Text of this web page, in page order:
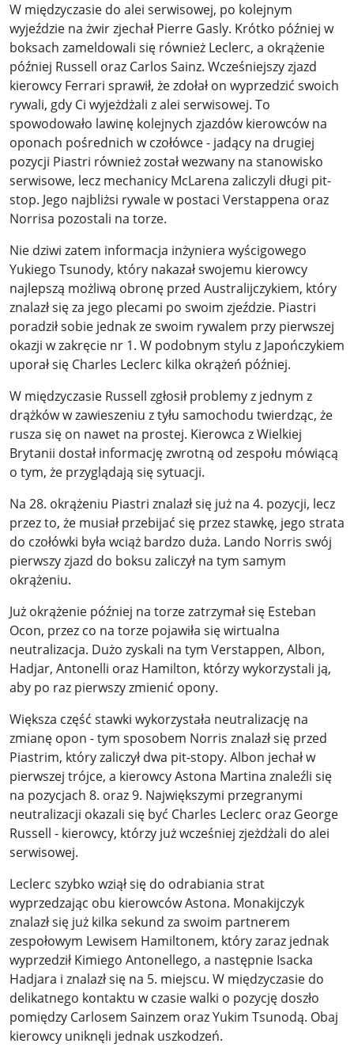
W międzyczasie do alei serwisowej, po kolejnym
wyjeździe na żwir zjechał Pierre Gasly. Krótko później w
boksach zameldowali się również Leclerc, a okrążenie
później Russell oraz Carlos Sainz. Wcześniejszy zjazd
kierowcy Ferrari sprawił, że zdołał on wyprzedzić swoich
rywali, gdy Ci wyjeżdżali z alei serwisowej. To
spowodowało lawinę kolejnych zjazdów kierowców na
oponach pośrednich w czołówce - jadący na drugiej
pozycji Piastri również został wezwany na stanowisko
serwisowe, lecz mechanicy McLarena zaliczyli długi pit-
stop. Jego najbliżsi rywale w postaci Verstappena oraz
Norrisa pozostali na torze.
Nie dziwi zatem informacja inżyniera wyścigowego
Yukiego Tsunody, który nakazał swojemu kierowcy
najlepszą możliwą obronę przed Australijczykiem, który
znalazł się za jego plecami po swoim zjeździe. Piastri
poradził sobie jednak ze swoim rywalem przy pierwszej
okazji w zakręcie nr 1. W podobnym stylu z Japończykiem
uporał się Charles Leclerc kilka okrążeń później.
W międzyczasie Russell zgłosił problemy z jednym z
drążków w zawieszeniu z tyłu samochodu twierdząc, że
rusza się on nawet na prostej. Kierowca z Wielkiej
Brytanii dostał informację zwrotną od zespołu mówiącą
o tym, że przyglądają się sytuacji.
Na 28. okrążeniu Piastri znalazł się już na 4. pozycji, lecz
przez to, że musiał przebijać się przez stawkę, jego strata
do czołówki była wciąż bardzo duża. Lando Norris swój
pierwszy zjazd do boksu zaliczył na tym samym
okrążeniu.
Już okrążenie później na torze zatrzymał się Esteban
Ocon, przez co na torze pojawiła się wirtualna
neutralizacja. Dużo zyskali na tym Verstappen, Albon,
Hadjar, Antonelli oraz Hamilton, którzy wykorzystali ją,
aby po raz pierwszy zmienić opony.
Większa część stawki wykorzystała neutralizację na
zmianę opon - tym sposobem Norris znalazł się przed
Piastrim, który zaliczył dwa pit-stopy. Albon jechał w
pierwszej trójce, a kierowcy Astona Martina znaleźli się
na pozycjach 8. oraz 9. Największymi przegranymi
neutralizacji okazali się być Charles Leclerc oraz George
Russell - kierowcy, którzy już wcześniej zjeżdżali do alei
serwisowej.
Leclerc szybko wziął się do odrabiania strat
wyprzedzając obu kierowców Astona. Monakijczyk
znalazł się już kilka sekund za swoim partnerem
zespołowym Lewisem Hamiltonem, który zaraz jednak
wyprzedził Kimiego Antonellego, a następnie Isacka
Hadjara i znalazł się na 5. miejscu. W międzyczasie do
delikatnego kontaktu w czasie walki o pozycję doszło
pomiędzy Carlosem Sainzem oraz Yukim Tsunodą. Obaj
kierowcy uniknęli jednak uszkodzeń.